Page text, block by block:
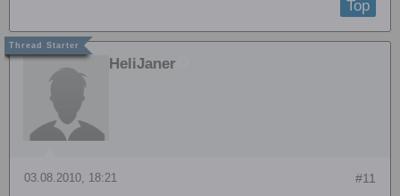
Top
HeliJaner
#11
03.08.2010, 18:21